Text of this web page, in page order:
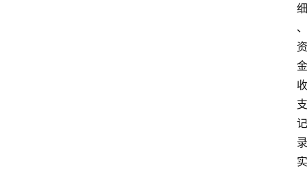
细
、
资
金
收
支
记
录
实